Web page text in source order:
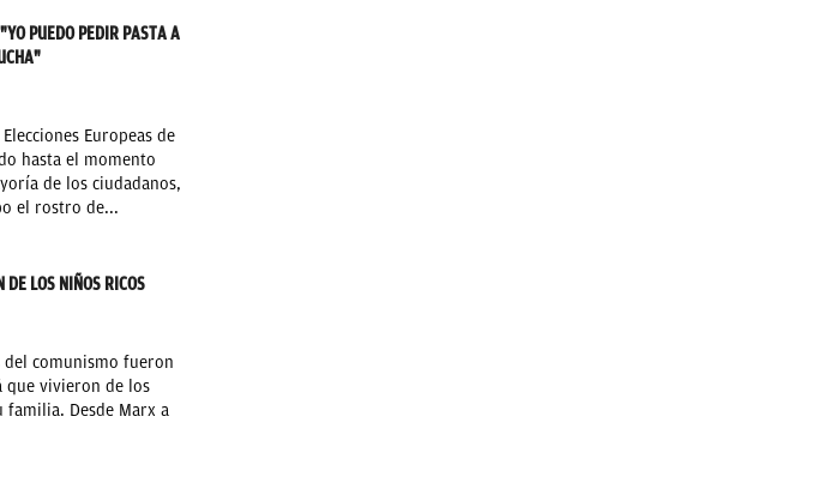
PUEDO PEDIR PASTA A
Europeas de
hasta el momento
de los ciudadanos,
el rostro de...
DE LOS NIÑOS RICOS
del comunismo fueron
que vivieron de los
familia. Desde Marx a